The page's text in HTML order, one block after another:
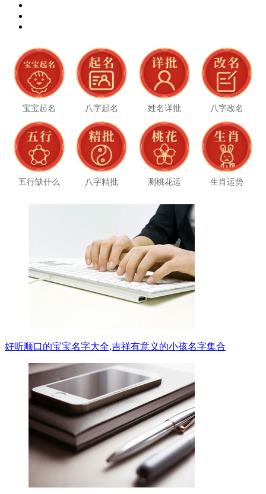
宝宝起名 八字起名 姓名详批 八字改名
五行缺什么 八字精批 测桃花运 生肖运势
好听顺口的宝宝名字大全,吉祥有意义的小孩名字集合